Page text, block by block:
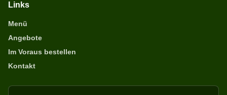
Links
Menü
Angebote
Im Voraus bestellen
Kontakt